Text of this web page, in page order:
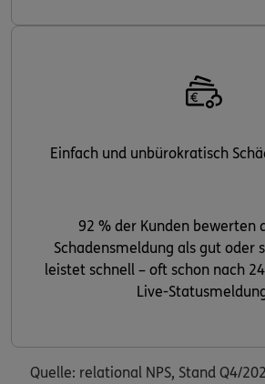
Einfach und unbürokratisch
92 % der Kunden bewerten
Schadensmeldung als gut oder
leistet schnell – oft schon nach
Live-
Quelle: relational NPS, Stand Q4/